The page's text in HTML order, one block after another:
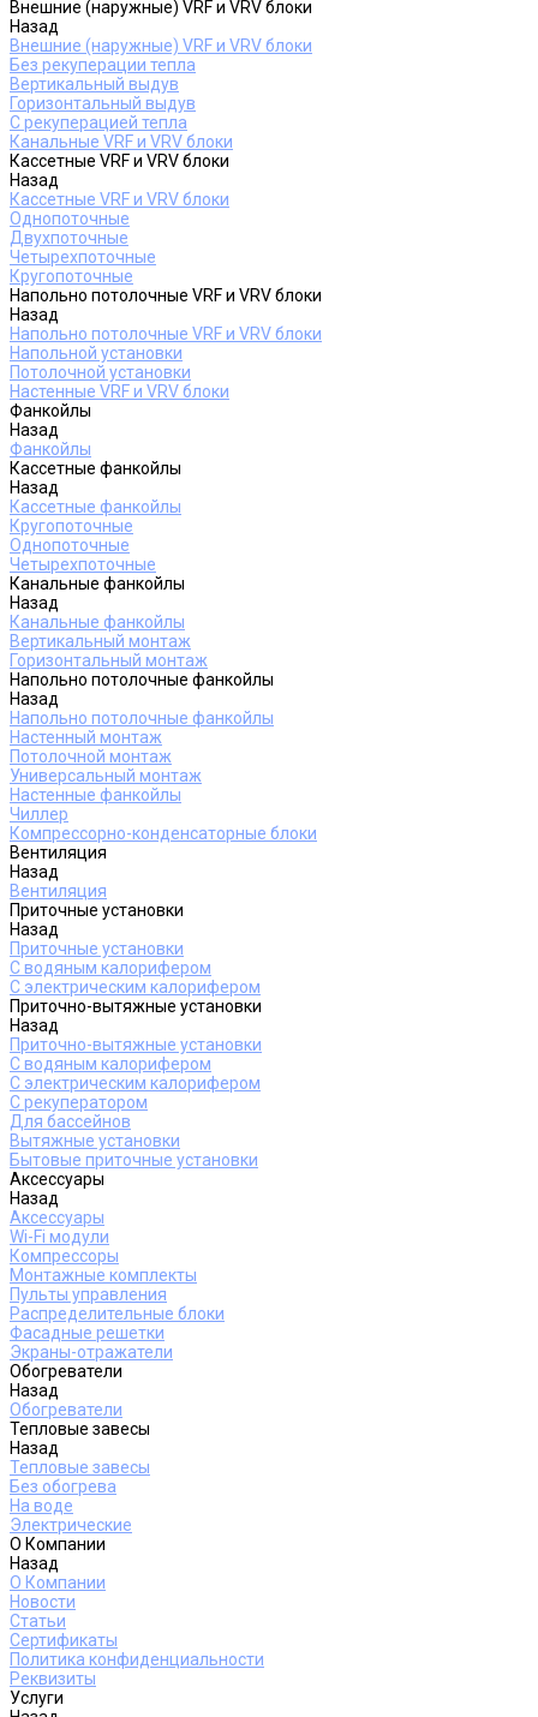
Внешние (наружные) VRF и VRV блоки
Назад
Внешние (наружные) VRF и VRV блоки
Без рекуперации тепла
Вертикальный выдув
Горизонтальный выдув
С рекуперацией тепла
Канальные VRF и VRV блоки
Кассетные VRF и VRV блоки
Назад
Кассетные VRF и VRV блоки
Однопоточные
Двухпоточные
Четырехпоточные
Кругопоточные
Напольно потолочные VRF и VRV блоки
Назад
Напольно потолочные VRF и VRV блоки
Напольной установки
Потолочной установки
Настенные VRF и VRV блоки
Фанкойлы
Назад
Фанкойлы
Кассетные фанкойлы
Назад
Кассетные фанкойлы
Кругопоточные
Однопоточные
Четырехпоточные
Канальные фанкойлы
Назад
Канальные фанкойлы
Вертикальный монтаж
Горизонтальный монтаж
Напольно потолочные фанкойлы
Назад
Напольно потолочные фанкойлы
Настенный монтаж
Потолочной монтаж
Универсальный монтаж
Настенные фанкойлы
Чиллер
Компрессорно-конденсаторные блоки
Вентиляция
Назад
Вентиляция
Приточные установки
Назад
Приточные установки
С водяным калорифером
С электрическим калорифером
Приточно-вытяжные установки
Назад
Приточно-вытяжные установки
С водяным калорифером
С электрическим калорифером
С рекуператором
Для бассейнов
Вытяжные установки
Бытовые приточные установки
Аксессуары
Назад
Аксессуары
Wi-Fi модули
Компрессоры
Монтажные комплекты
Пульты управления
Распределительные блоки
Фасадные решетки
Экраны-отражатели
Обогреватели
Назад
Обогреватели
Тепловые завесы
Назад
Тепловые завесы
Без обогрева
На воде
Электрические
О Компании
Назад
О Компании
Новости
Статьи
Сертификаты
Политика конфиденциальности
Реквизиты
Услуги